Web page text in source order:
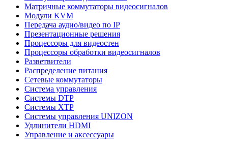
Матричные коммутаторы видеосигналов
Модули KVM
Передача аудио/видео по IP
Презентационные решения
Процессоры для видеостен
Процессоры обработки видеосигналов
Разветвители
Распределение питания
Сетевые коммутаторы
Система управления
Системы DTP
Системы XTP
Системы управления UNIZON
Удлинители HDMI
Управление и аксессуары